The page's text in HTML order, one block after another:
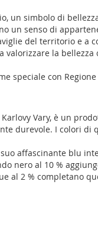
un simbolo di
un senso di
del territorio e a
valorizzare la bellezza
speciale con
Vary, è un
durevole. I colori di
affascinante blu
nero al 10 %
al 2 % completano